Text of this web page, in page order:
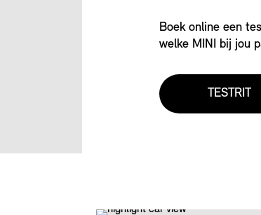
Boek online een
welke MINI bij jou
TESTRIT